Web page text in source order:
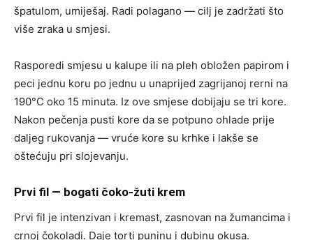
špatulom, umiješaj. Radi polagano — cilj je zadržati što
više zraka u smjesi.
Rasporedi smjesu u kalupe ili na pleh obložen papirom i
peci jednu koru po jednu u unaprijed zagrijanoj rerni na
190°C oko 15 minuta. Iz ove smjese dobijaju se tri kore.
Nakon pečenja pusti kore da se potpuno ohlade prije
daljeg rukovanja — vruće kore su krhke i lakše se
oštećuju pri slojevanju.
Prvi fil — bogati čoko-žuti krem
Prvi fil je intenzivan i kremast, zasnovan na žumancima i
crnoj čokoladi. Daje torti puninu i dubinu okusa.